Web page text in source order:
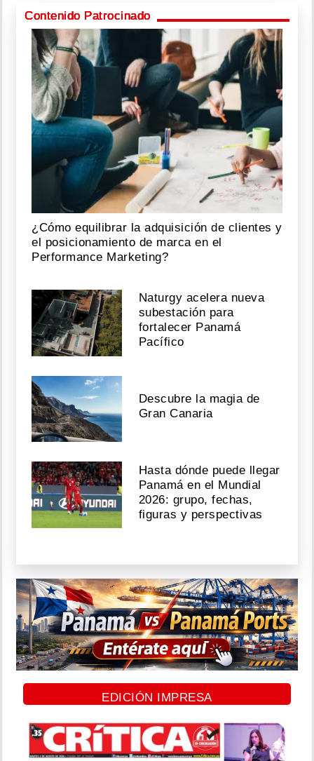
Contenido Patrocinado
¿Cómo equilibrar la adquisición de clientes y
el posicionamiento de marca en el
Performance Marketing?
Naturgy acelera nueva
subestación para
fortalecer Panamá
Pacífico
Descubre la magia de
Gran Canaria
Hasta dónde puede llegar
Panamá en el Mundial
2026: grupo, fechas,
figuras y perspectivas
EDICIÓN IMPRESA